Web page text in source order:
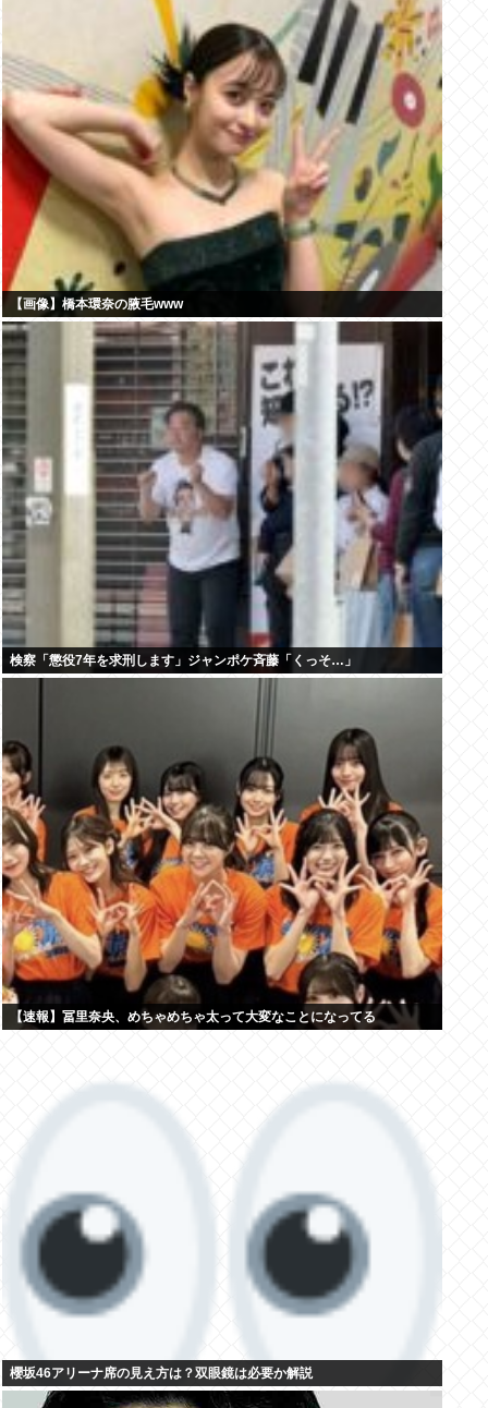
【画像】橋本環奈の腋毛www
検察「懲役7年を求刑します」ジャンポケ斉藤「くっそ…」
【速報】冨里奈央、めちゃめちゃ太って大変なことになってる
櫻坂46アリーナ席の見え方は？双眼鏡は必要か解説